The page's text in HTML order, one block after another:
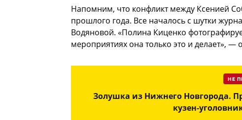
Напомним, что конфликт между Ксенией
прошлого года. Все началось с шутки
Водяновой. «Полина Киценко
мероприятиях она только это и делает», —
НЕ
Золушка из Нижнего Новгорода.
кузен-